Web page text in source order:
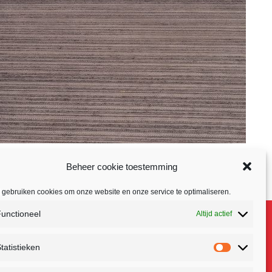
Beheer cookie toestemming
gebruiken cookies om onze website en onze service te optimaliseren.
Altijd actief